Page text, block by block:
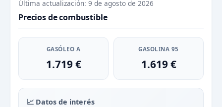
Última actualización: 9 de agosto de 2026
Precios de combustible
GASÓLEO A
1.719 €
GASOLINA 95
1.619 €
📈 Datos de interés